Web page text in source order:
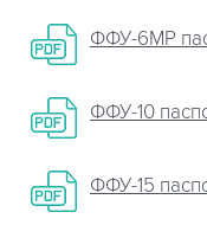
ФФУ-6МР
ФФУ-10
ФФУ-15